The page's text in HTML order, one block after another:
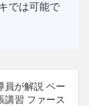
では可能で
員が解説 ペー
講習 ファース